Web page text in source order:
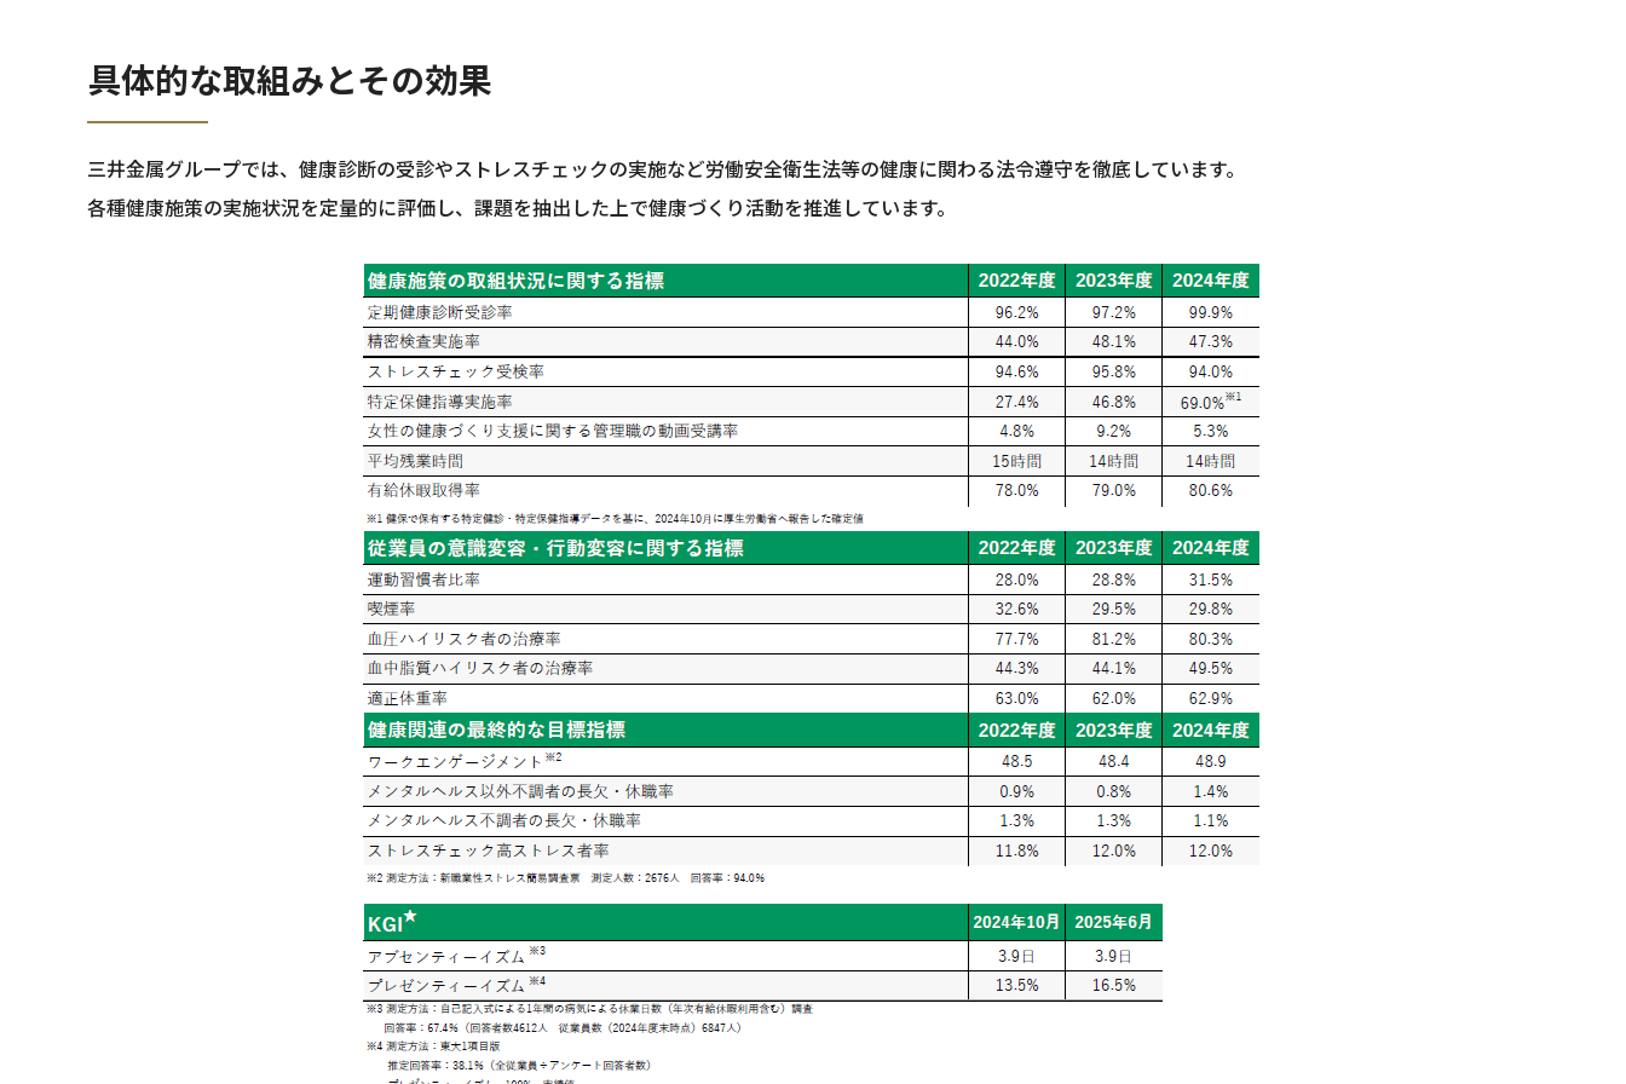
具体的な取組みとその効果
三井金属グループでは、健康診断の受診やストレスチェックの実施など労働安全衛生法等の健康に関わる法令遵守を徹底しています。
各種健康施策の実施状況を定量的に評価し、課題を抽出した上で健康づくり活動を推進しています。